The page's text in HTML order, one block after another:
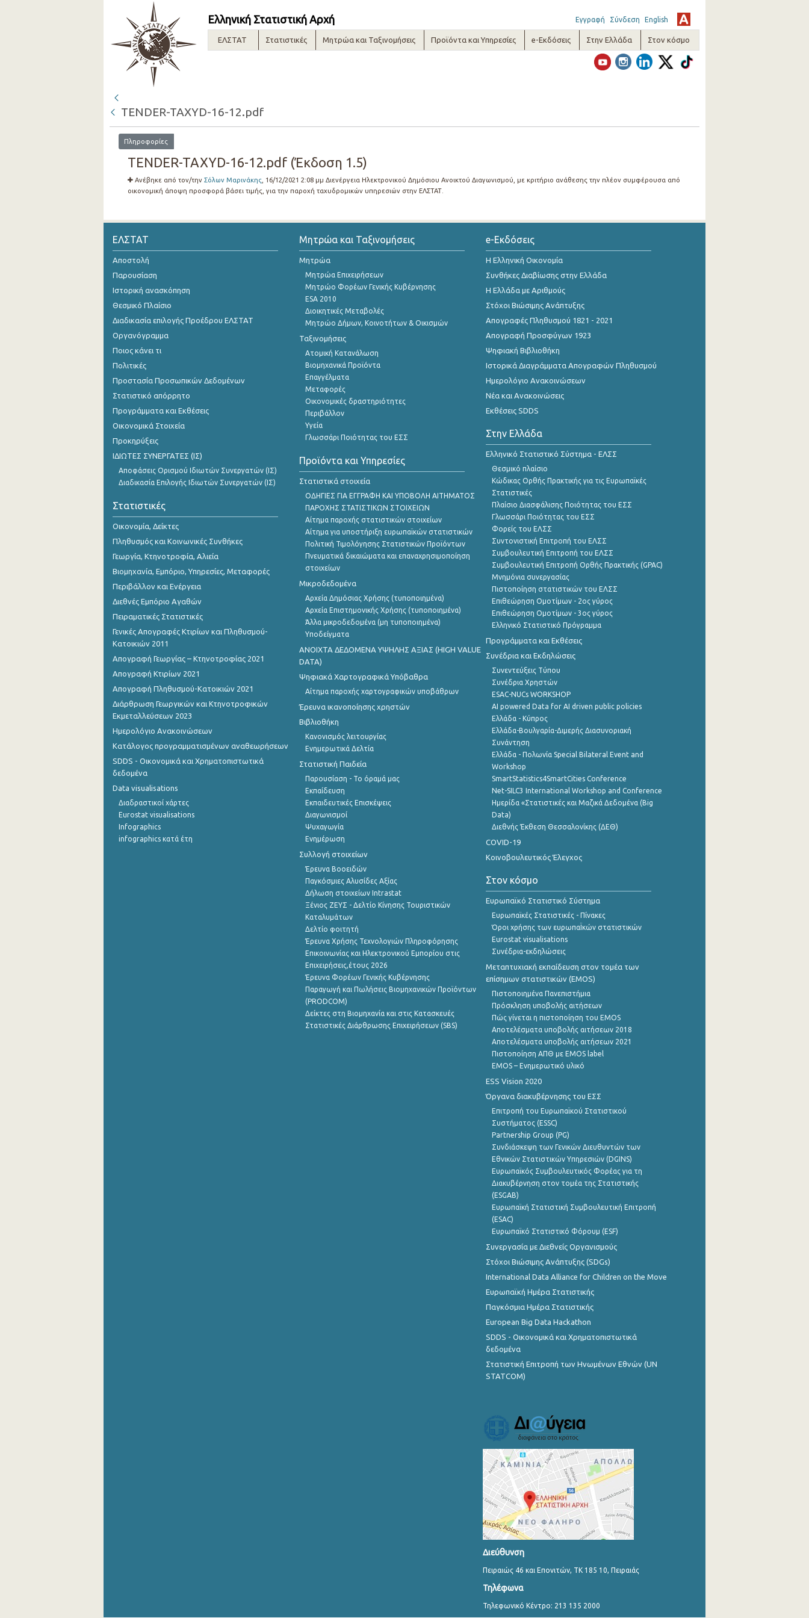
Ελληνική Στατιστική Αρχή Εγγραφή Σύνδεση English
ΕΛΣΤΑΤ Στατιστικές Μητρώα και Ταξινομήσεις Προϊόντα και Υπηρεσίες e-Εκδόσεις Στην Ελλάδα Στον κόσμο
TENDER-TAXYD-16-12.pdf
Πληροφορίες
TENDER-TAXYD-16-12.pdf (Έκδοση 1.5)
Ανέβηκε από τον/την Σόλων Μαρινάκης, 16/12/2021 2:08 μμ Διενέργεια Ηλεκτρονικού Δημόσιου Ανοικτού Διαγωνισμού, με κριτήριο ανάθεσης την πλέον συμφέρουσα από
οικονομική άποψη προσφορά βάσει τιμής, για την παροχή ταχυδρομικών υπηρεσιών στην ΕΛΣΤΑΤ.
ΕΛΣΤΑΤ
Αποστολή
Παρουσίαση
Ιστορική ανασκόπηση
Θεσμικό Πλαίσιο
Διαδικασία επιλογής Προέδρου ΕΛΣΤΑΤ
Οργανόγραμμα
Ποιος κάνει τι
Πολιτικές
Προστασία Προσωπικών Δεδομένων
Στατιστικό απόρρητο
Προγράμματα και Εκθέσεις
Οικονομικά Στοιχεία
Προκηρύξεις
ΙΔΙΩΤΕΣ ΣΥΝΕΡΓΑΤΕΣ (ΙΣ)
Αποφάσεις Ορισμού Ιδιωτών Συνεργατών (ΙΣ)
Διαδικασία Επιλογής Ιδιωτών Συνεργατών (ΙΣ)
Στατιστικές
Οικονομία, Δείκτες
Πληθυσμός και Κοινωνικές Συνθήκες
Γεωργία, Κτηνοτροφία, Αλιεία
Βιομηχανία, Εμπόριο, Υπηρεσίες, Μεταφορές
Περιβάλλον και Ενέργεια
Διεθνές Εμπόριο Αγαθών
Πειραματικές Στατιστικές
Γενικές Απογραφές Κτιρίων και Πληθυσμού-
Κατοικιών 2011
Απογραφή Γεωργίας – Κτηνοτροφίας 2021
Απογραφή Κτιρίων 2021
Απογραφή Πληθυσμού-Κατοικιών 2021
Διάρθρωση Γεωργικών και Κτηνοτροφικών
Εκμεταλλεύσεων 2023
Ημερολόγιο Ανακοινώσεων
Κατάλογος προγραμματισμένων αναθεωρήσεων
SDDS - Οικονομικά και Χρηματοπιστωτικά
δεδομένα
Data visualisations
Διαδραστικοί χάρτες
Eurostat visualisations
Infographics
infographics κατά έτη
Μητρώα και Ταξινομήσεις
Μητρώα
Μητρώα Επιχειρήσεων
Μητρώο Φορέων Γενικής Κυβέρνησης
ESA 2010
Διοικητικές Μεταβολές
Μητρώο Δήμων, Κοινοτήτων & Οικισμών
Ταξινομήσεις
Ατομική Κατανάλωση
Βιομηχανικά Προϊόντα
Επαγγέλματα
Μεταφορές
Οικονομικές δραστηριότητες
Περιβάλλον
Υγεία
Γλωσσάρι Ποιότητας του ΕΣΣ
Προϊόντα και Υπηρεσίες
Στατιστικά στοιχεία
ΟΔΗΓΙΕΣ ΓΙΑ ΕΓΓΡΑΦΗ ΚΑΙ ΥΠΟΒΟΛΗ ΑΙΤΗΜΑΤΟΣ
ΠΑΡΟΧΗΣ ΣΤΑΤΙΣΤΙΚΩΝ ΣΤΟΙΧΕΙΩΝ
Αίτημα παροχής στατιστικών στοιχείων
Αίτημα για υποστήριξη ευρωπαϊκών στατιστικών
Πολιτική Τιμολόγησης Στατιστικών Προϊόντων
Πνευματικά δικαιώματα και επαναχρησιμοποίηση
στοιχείων
Μικροδεδομένα
Αρχεία Δημόσιας Χρήσης (τυποποιημένα)
Αρχεία Επιστημονικής Χρήσης (τυποποιημένα)
Άλλα μικροδεδομένα (μη τυποποιημένα)
Υποδείγματα
ANOIXTA ΔΕΔΟΜΕΝΑ ΥΨΗΛΗΣ ΑΞΙΑΣ (HIGH VALUE
DATA)
Ψηφιακά Χαρτογραφικά Υπόβαθρα
Αίτημα παροχής χαρτογραφικών υποβάθρων
Έρευνα ικανοποίησης χρηστών
Βιβλιοθήκη
Κανονισμός λειτουργίας
Ενημερωτικά Δελτία
Στατιστική Παιδεία
Παρουσίαση - Το όραμά μας
Εκπαίδευση
Εκπαιδευτικές Επισκέψεις
Διαγωνισμοί
Ψυχαγωγία
Ενημέρωση
Συλλογή στοιχείων
Έρευνα Βοοειδών
Παγκόσμιες Αλυσίδες Αξίας
Δήλωση στοιχείων Intrastat
Ξένιος ΖΕΥΣ - Δελτίο Κίνησης Τουριστικών
Καταλυμάτων
Δελτίο φοιτητή
Έρευνα Χρήσης Τεχνολογιών Πληροφόρησης
Επικοινωνίας και Ηλεκτρονικού Εμπορίου στις
Επιχειρήσεις,έτους 2026
Έρευνα Φορέων Γενικής Κυβέρνησης
Παραγωγή και Πωλήσεις Βιομηχανικών Προϊόντων
(PRODCOM)
Δείκτες στη Βιομηχανία και στις Κατασκευές
Στατιστικές Διάρθρωσης Επιχειρήσεων (SBS)
e-Εκδόσεις
Η Ελληνική Οικονομία
Συνθήκες Διαβίωσης στην Ελλάδα
Η Ελλάδα με Αριθμούς
Στόχοι Βιώσιμης Ανάπτυξης
Απογραφές Πληθυσμού 1821 - 2021
Απογραφή Προσφύγων 1923
Ψηφιακή Βιβλιοθήκη
Ιστορικά Διαγράμματα Απογραφών Πληθυσμού
Ημερολόγιο Ανακοινώσεων
Νέα και Ανακοινώσεις
Εκθέσεις SDDS
Στην Ελλάδα
Ελληνικό Στατιστικό Σύστημα - ΕΛΣΣ
Θεσμικό πλαίσιο
Κώδικας Ορθής Πρακτικής για τις Ευρωπαϊκές
Στατιστικές
Πλαίσιο Διασφάλισης Ποιότητας του ΕΣΣ
Γλωσσάρι Ποιότητας του ΕΣΣ
Φορείς του ΕΛΣΣ
Συντονιστική Επιτροπή του ΕΛΣΣ
Συμβουλευτική Επιτροπή του ΕΛΣΣ
Συμβουλευτική Επιτροπή Ορθής Πρακτικής (GPAC)
Μνημόνια συνεργασίας
Πιστοποίηση στατιστικών του ΕΛΣΣ
Επιθεώρηση Ομοτίμων - 2ος γύρος
Επιθεώρηση Ομοτίμων - 3ος γύρος
Ελληνικό Στατιστικό Πρόγραμμα
Προγράμματα και Εκθέσεις
Συνέδρια και Εκδηλώσεις
Συνεντεύξεις Τύπου
Συνέδρια Χρηστών
ESAC-NUCs WORKSHOP
AI powered Data for AI driven public policies
Ελλάδα - Κύπρος
Ελλάδα-Βουλγαρία-Διμερής Διασυνοριακή
Συνάντηση
Ελλάδα - Πολωνία Special Bilateral Event and
Workshop
SmartStatistics4SmartCities Conference
Net-SILC3 International Workshop and Conference
Ημερίδα «Στατιστικές και Μαζικά Δεδομένα (Big
Data)
Διεθνής Έκθεση Θεσσαλονίκης (ΔΕΘ)
COVID-19
Κοινοβουλευτικός Έλεγχος
Στον κόσμο
Ευρωπαϊκό Στατιστικό Σύστημα
Ευρωπαϊκές Στατιστικές - Πίνακες
Όροι χρήσης των ευρωπαΪκών στατιστικών
Eurostat visualisations
Συνέδρια-εκδηλώσεις
Μεταπτυχιακή εκπαίδευση στον τομέα των
επίσημων στατιστικών (EMOS)
Πιστοποιημένα Πανεπιστήμια
Πρόσκληση υποβολής αιτήσεων
Πώς γίνεται η πιστοποίηση του EMOS
Αποτελέσματα υποβολής αιτήσεων 2018
Αποτελέσματα υποβολής αιτήσεων 2021
Πιστοποίηση ΑΠΘ με EMOS label
EMOS – Ενημερωτικό υλικό
ESS Vision 2020
Όργανα διακυβέρνησης του ΕΣΣ
Επιτροπή του Ευρωπαϊκού Στατιστικού
Συστήματος (ESSC)
Partnership Group (PG)
Συνδιάσκεψη των Γενικών Διευθυντών των
Εθνικών Στατιστικών Υπηρεσιών (DGINS)
Ευρωπαϊκός Συμβουλευτικός Φορέας για τη
Διακυβέρνηση στον τομέα της Στατιστικής
(ESGAB)
Ευρωπαϊκή Στατιστική Συμβουλευτική Επιτροπή
(ESAC)
Ευρωπαϊκό Στατιστικό Φόρουμ (ESF)
Συνεργασία με Διεθνείς Οργανισμούς
Στόχοι Βιώσιμης Ανάπτυξης (SDGs)
International Data Alliance for Children on the Move
Ευρωπαϊκή Ημέρα Στατιστικής
Παγκόσμια Ημέρα Στατιστικής
European Big Data Hackathon
SDDS - Οικονομικά και Χρηματοπιστωτικά
δεδομένα
Στατιστική Επιτροπή των Ηνωμένων Εθνών (UN
STATCOM)
Διεύθυνση
Πειραιώς 46 και Επονιτών, ΤΚ 185 10, Πειραιάς
Τηλέφωνα
Τηλεφωνικό Κέντρο: 213 135 2000